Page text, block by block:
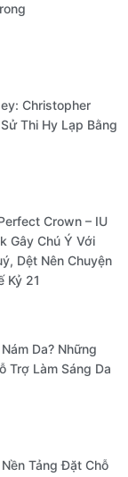
Christopher
Thi Hy Lạp Bằng
Crown – IU
Gây Chú Ý Với
Dệt Nên Chuyện
Kỷ 21
Da? Những
Trợ Làm Sáng Da
Tảng Đặt Chỗ